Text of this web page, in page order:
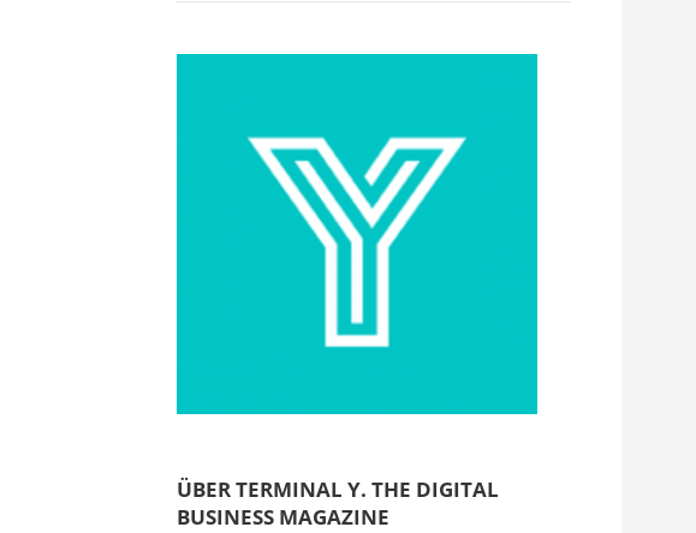
ÜBER TERMINAL Y. THE DIGITAL
BUSINESS MAGAZINE